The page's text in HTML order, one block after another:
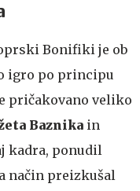
Bonifiki je ob
igro po principu
pričakovano veliko
Baznika in
kadra, ponudil
način preizkušal